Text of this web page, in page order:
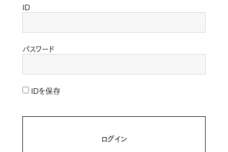
ID
パスワード
IDを保存
ログイン